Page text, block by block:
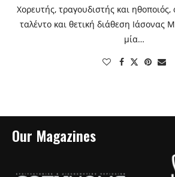
Χορευτής, τραγουδιστής και ηθοποιός,
ταλέντο και θετική διάθεση Ιάσονας
μία…
Our Magazines